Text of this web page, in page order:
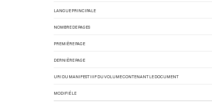
LANGUE PRINCIPALE
NOMBRE DE PAGES
PREMIÈRE PAGE
DERNIÈRE PAGE
URI DU MANIFEST IIIF DU VOLUME CONTENANT LE DOCUMENT
MODIFIÉ LE